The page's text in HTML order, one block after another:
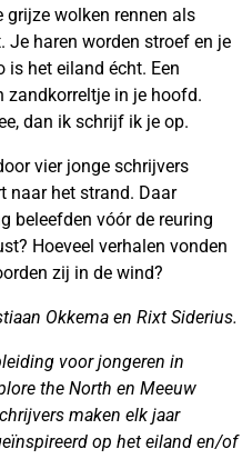
grijze wolken rennen als
haren worden stroef en je
is het eiland écht. Een
zandkorreltje in je hoofd.
dan ik schrijf ik je op.
vier jonge schrijvers
naar het strand. Daar
beleefden vóór de reuring
Hoeveel verhalen vonden
zij in de wind?
Okkema en Rixt Siderius.
voor jongeren in
the North en Meeuw
maken elk jaar
op het eiland en/of